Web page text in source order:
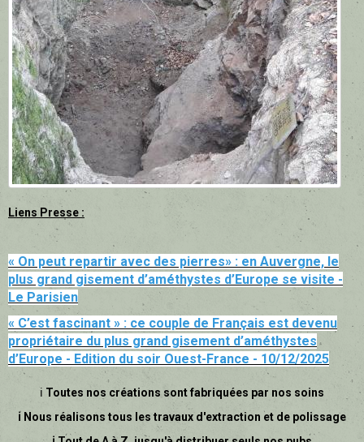
Liens Presse :
« On peut repartir avec des pierres» : en Auvergne, le
plus grand gisement d’améthystes d’Europe se visite -
Le Parisien
« C’est fascinant » : ce couple de Français est devenu
propriétaire du plus grand gisement d’améthystes
d’Europe - Edition du soir Ouest-France - 10/12/2025
ℹ Toutes nos créations sont fabriquées par nos soins
ℹ Nous réalisons tous les travaux d'extraction et de polissage